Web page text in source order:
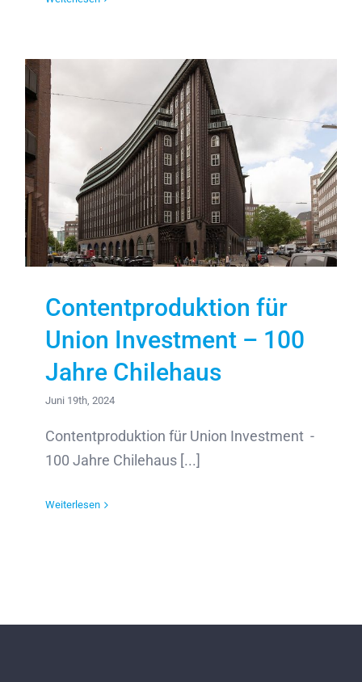
Contentproduktion für
Union Investment – 100
Jahre Chilehaus
Juni 19th, 2024
Contentproduktion für Union Investment -
100 Jahre Chilehaus [...]
Weiterlesen